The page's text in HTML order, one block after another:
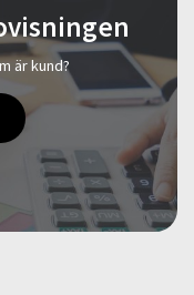
är kund?